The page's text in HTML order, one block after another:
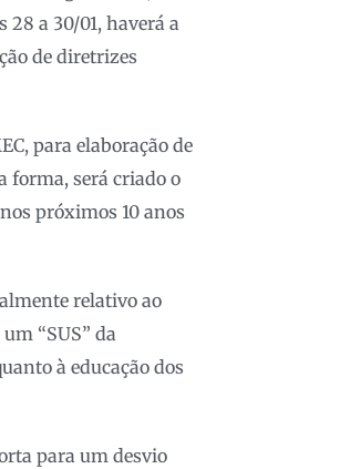
28 a 30/01, haverá a
de diretrizes
para elaboração de
forma, será criado o
próximos 10 anos
relativo ao
“SUS” da
à educação dos
para um desvio